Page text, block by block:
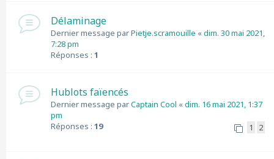
Délaminage
Dernier message parPietje.scramouille «dim. 30 mai 2021,
7:28 pm
Réponses : 1
Hublots faïencés
Dernier message parCaptain Cool «dim. 16 mai 2021, 1:37
pm
Réponses : 19 1 2